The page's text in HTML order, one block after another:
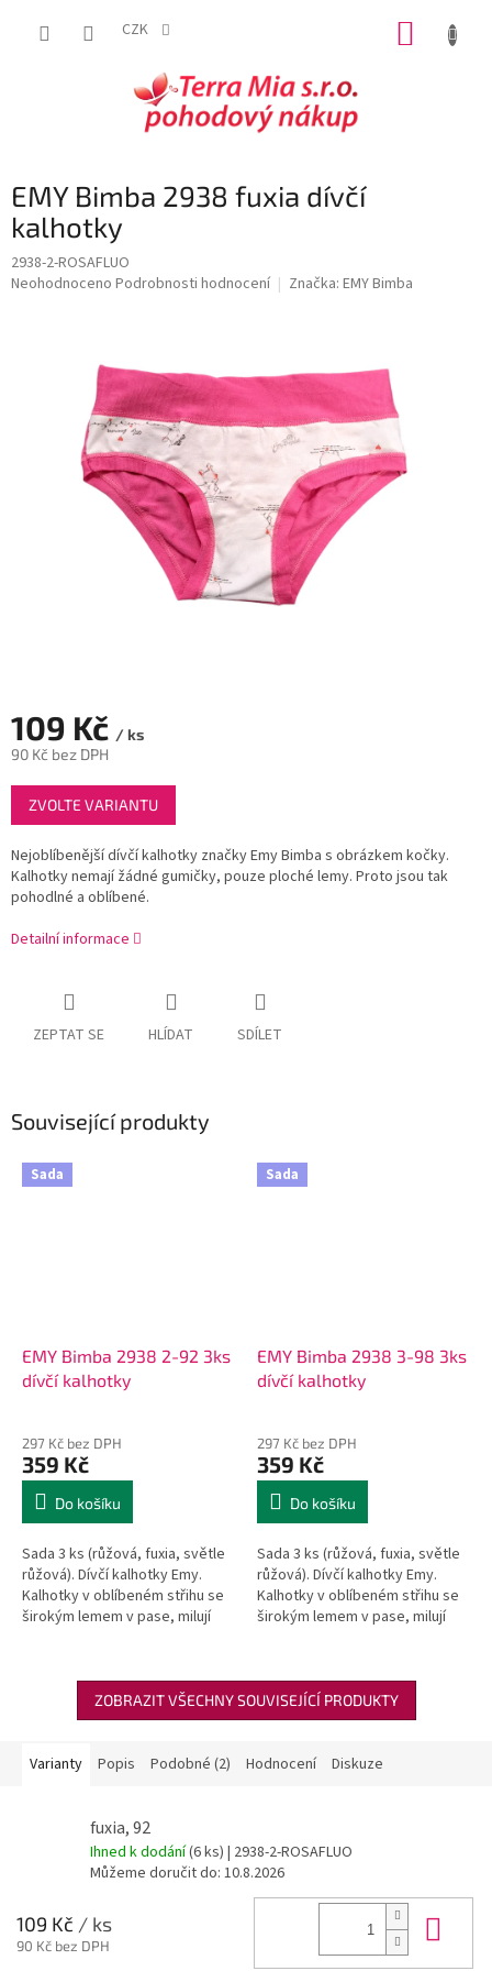
CZK
EMY Bimba 2938 fuxia dívčí
kalhotky
2938-2-ROSAFLUO
Průměrné
Neohodnoceno Podrobnosti hodnocení Značka: EMY Bimba
109 Kč / ks
90 Kč bez DPH
Měrná
cena:
ZVOLTE VARIANTU
Nejoblíbenější dívčí kalhotky značky Emy Bimba s obrázkem kočky.
Kalhotky nemají žádné gumičky, pouze ploché lemy. Proto jsou tak
pohodlné a oblíbené.
Detailní informace
ZEPTAT SE HLÍDAT SDÍLET
Související produkty
Sada
EMY Bimba 2938 2-92 3ks
dívčí kalhotky
297 Kč bez DPH
359 Kč
Do košíku
Sada 3 ks (růžová, fuxia, světle
růžová). Dívčí kalhotky Emy.
Kalhotky v oblíbeném střihu se
širokým lemem v pase, milují
Sada
EMY Bimba 2938 3-98 3ks
dívčí kalhotky
297 Kč bez DPH
359 Kč
Do košíku
Sada 3 ks (růžová, fuxia, světle
růžová). Dívčí kalhotky Emy.
Kalhotky v oblíbeném střihu se
širokým lemem v pase, milují
ZOBRAZIT VŠECHNY SOUVISEJÍCÍ PRODUKTY
Varianty Popis Podobné (2) Hodnocení Diskuze
fuxia, 92
Ihned k dodání(6 ks) | 2938-2-ROSAFLUO
Můžeme doručit do: 10.8.2026
109 Kč / ks
90 Kč bez DPH